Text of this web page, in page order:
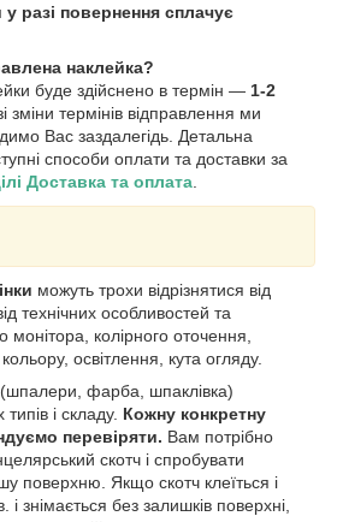
у разі повернення сплачує
наклейка?
буде здійснено в термін — 1-2
зміни термінів відправлення ми
Вас заздалегідь. Детальна
способи оплати та доставки за
Доставка та оплата
можуть трохи відрізнятися від
технічних особливостей та
колірного оточення,
освітлення, кута огляду.
(шпалери, фарба, шпаклівка)
і складу. Кожну конкретну
перевіряти. Вам потрібно
скотч і спробувати
поверхню. Якщо скотч клеїться і
знімається без залишків поверхні,